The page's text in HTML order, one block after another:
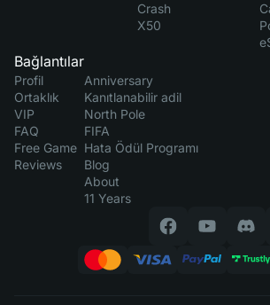
Crash
X50
Bağlantılar
Profil
Ortaklık
VIP
FAQ
Free Game
Reviews
Anniversary
Kanıtlanabilir adil
North Pole
FIFA
Hata Ödül Programı
Blog
About
11 Years